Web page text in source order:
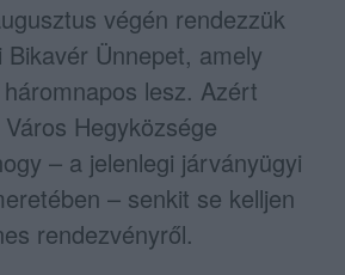
végén rendezzük
Bikavér Ünnepet, amely
lesz. Azért
Hegyközsége
– a jelenlegi járványügyi
– senkit se kelljen
rendezvényről.